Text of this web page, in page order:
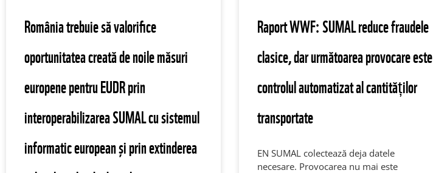
România trebuie să valorifice
oportunitatea creată de noile măsuri
europene pentru EUDR prin
interoperabilizarea SUMAL cu sistemul
informatic european și prin extinderea
Raport WWF: SUMAL reduce fraudele
clasice, dar următoarea provocare este
controlul automatizat al cantităților
transportate
EN SUMAL colectează deja datele
necesare. Provocarea nu mai este